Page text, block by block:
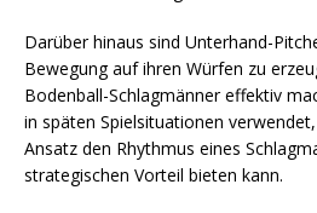
Darüber hinaus sind Unterhand-
Bewegung auf ihren Würfen zu
Bodenball-Schlagmänner effektiv
in späten Spielsituationen
Ansatz den Rhythmus eines
strategischen Vorteil bieten kann.